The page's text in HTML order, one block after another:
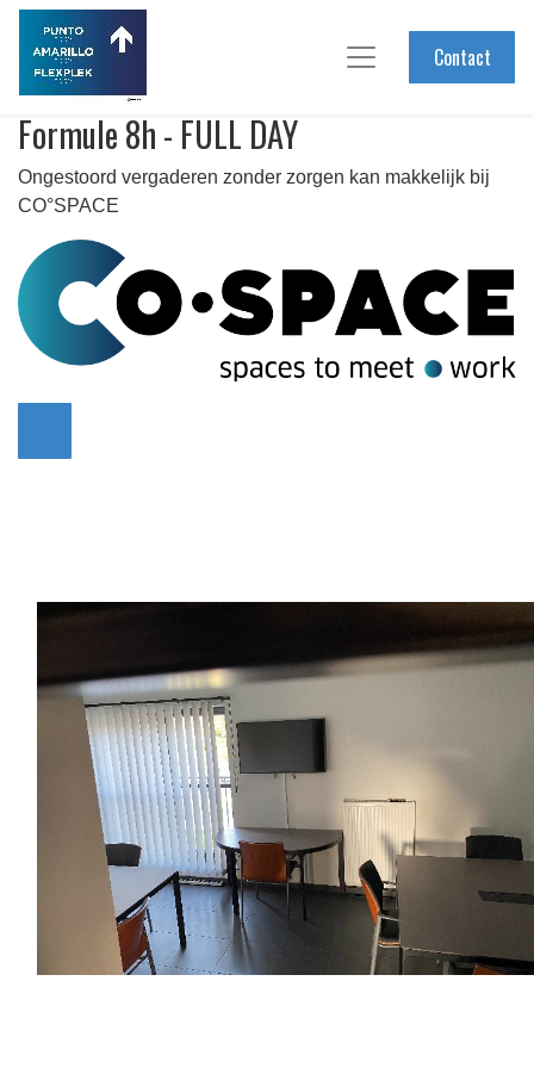
Contact
Formule 8h - FULL DAY
Ongestoord vergaderen zonder zorgen kan makkelijk bij
CO°SPACE